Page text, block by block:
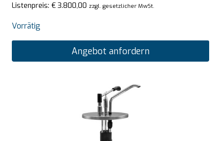
Listenpreis: € 3.800,00 zzgl. gesetzlicher MwSt.
Vorrätig
Angebot anfordern